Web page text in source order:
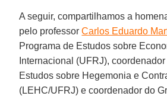
A seguir, compartilhamos a
pelo professorCarlos Eduardo
Programa de Estudos sobre
Internacional (UFRJ),
Estudos sobre Hegemonia e
(LEHC/UFRJ) e coordenador do